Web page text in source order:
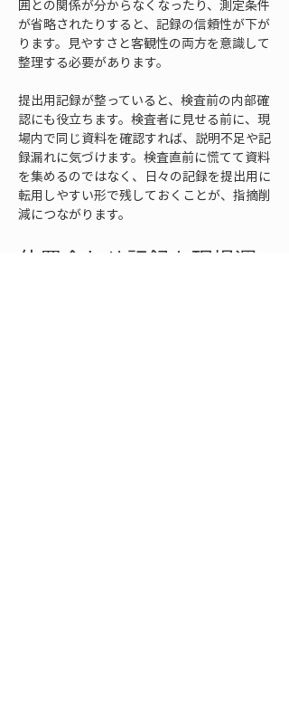
囲との関係が分からなくなったり、測定条件
が省略されたりすると、記録の信頼性が下が
ります。見やすさと客観性の両方を意識して
整理する必要があります。
提出用記録が整っていると、検査前の内部確
認にも役立ちます。検査者に見せる前に、現
場内で同じ資料を確認すれば、説明不足や記
録漏れに気づけます。検査直前に慌てて資料
を集めるのではなく、日々の記録を提出用に
転用しやすい形で残しておくことが、指摘削
減につながります。
位置合わせ記録を現場運